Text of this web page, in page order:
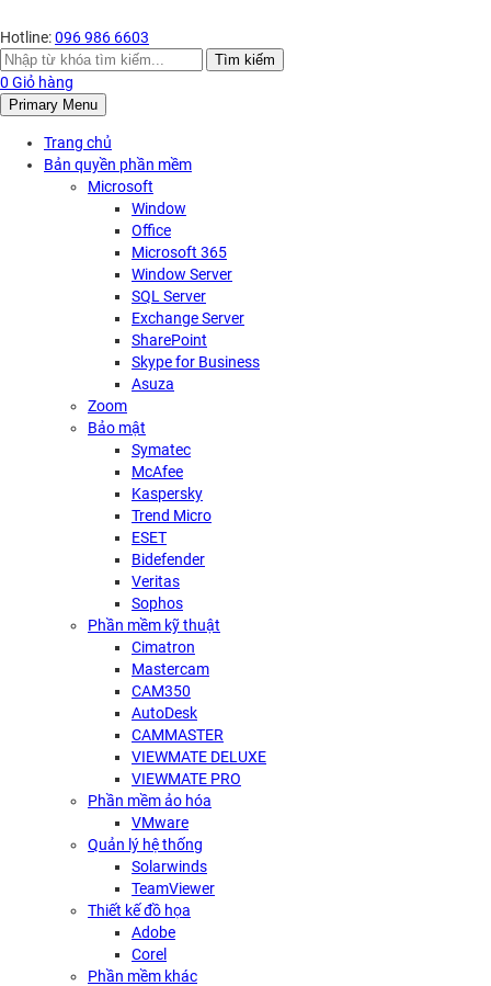
Hotline:096 986 6603
Search
for:
Tìm kiếm
0 Giỏ hàng
Primary Menu
Trang chủ
Bản quyền phần mềm
Microsoft
Window
Office
Microsoft 365
Window Server
SQL Server
Exchange Server
SharePoint
Skype for Business
Asuza
Zoom
Bảo mật
Symatec
McAfee
Kaspersky
Trend Micro
ESET
Bidefender
Veritas
Sophos
Phần mềm kỹ thuật
Cimatron
Mastercam
CAM350
AutoDesk
CAMMASTER
VIEWMATE DELUXE
VIEWMATE PRO
Phần mềm ảo hóa
VMware
Quản lý hệ thống
Solarwinds
TeamViewer
Thiết kế đồ họa
Adobe
Corel
Phần mềm khác